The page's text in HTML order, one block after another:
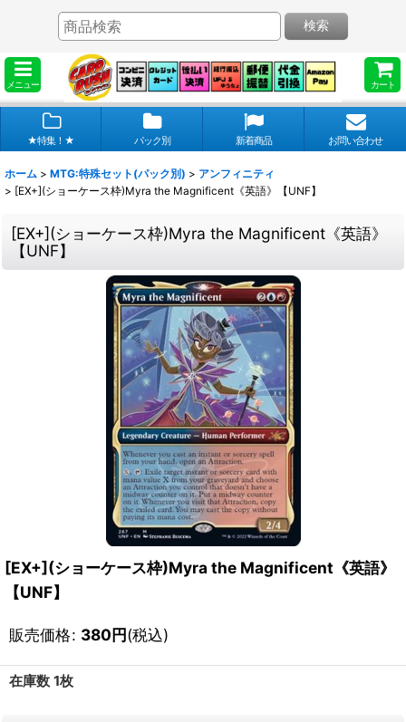
メニュー カート
検索
★特集！★ パック別 新着商品 お問い合わせ
ホーム > MTG:特殊セット(パック別) > アンフィニティ
> [EX+](ショーケース枠)Myra the Magnificent《英語》【UNF】
[EX+](ショーケース枠)Myra the Magnificent《英語》
【UNF】
[EX+](ショーケース枠)Myra the Magnificent《英語》
【UNF】
販売価格: 380円(税込)
在庫数 1枚